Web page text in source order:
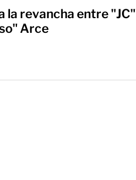
la revancha entre "JC"
Arce